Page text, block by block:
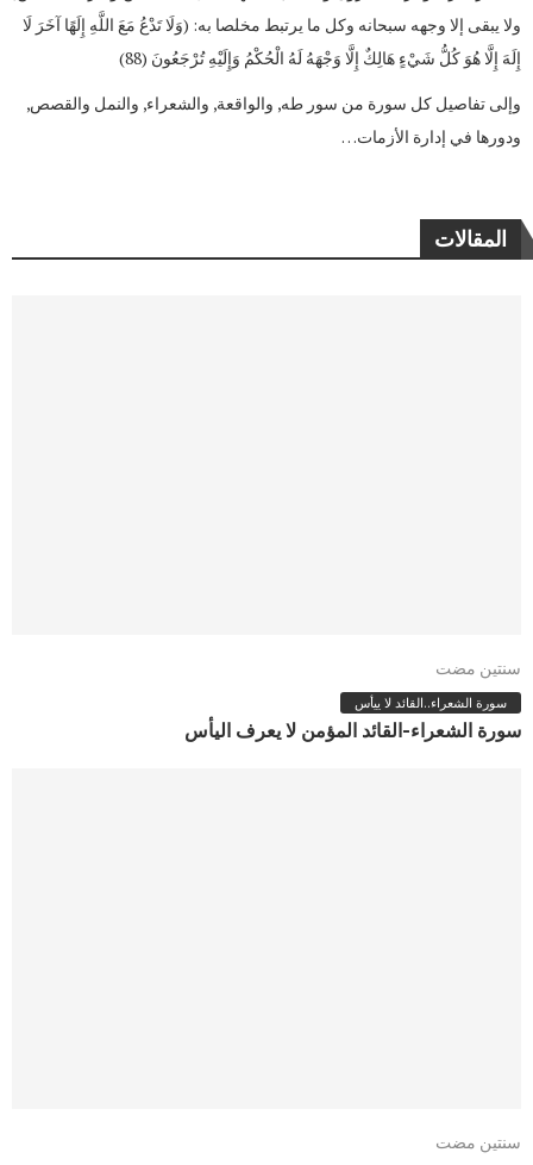
ولا يبقى إلا وجهه سبحانه وكل ما يرتبط مخلصا به: (وَلَا تَدْعُ مَعَ اللَّهِ إِلَهًا آخَرَ لَا
إِلَهَ إِلَّا هُوَ كُلُّ شَيْءٍ هَالِكٌ إِلَّا وَجْهَهُ لَهُ الْحُكْمُ وَإِلَيْهِ تُرْجَعُونَ (88)
وإلى تفاصيل كل سورة من سور طه, والواقعة, والشعراء, والنمل والقصص,
ودورها في إدارة الأزمات…
المقالات
سنتين مضت
سورة الشعراء..القائد لا ييأس
سورة الشعراء-القائد المؤمن لا يعرف اليأس
سنتين مضت